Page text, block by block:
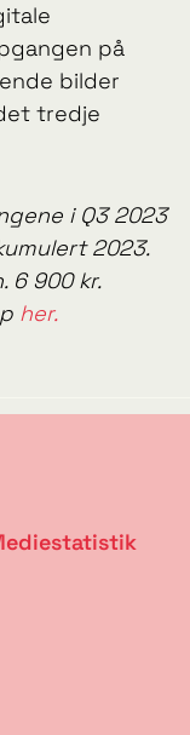
på
bilder
tredje
i Q3 2023
2023.
6 900 kr.
her.